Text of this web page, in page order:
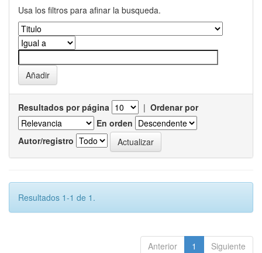
Usa los filtros para afinar la busqueda.
Resultados por página | Ordenar por
En orden
Autor/registro
Resultados 1-1 de 1.
Anterior 1 Siguiente